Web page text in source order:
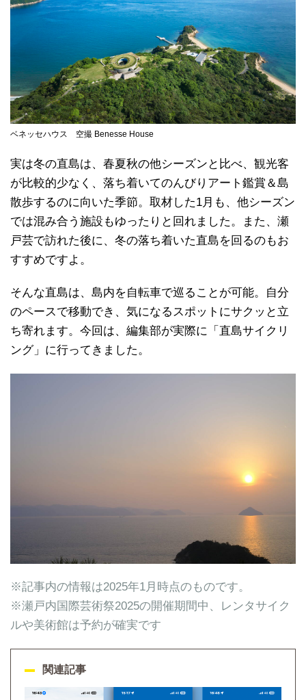
ベネッセハウス 空撮 Benesse House
実は冬の直島は、春夏秋の他シーズンと比べ、観光客
が比較的少なく、落ち着いてのんびりアート鑑賞＆島
散歩するのに向いた季節。取材した1月も、他シーズン
では混み合う施設もゆったりと回れました。また、瀬
戸芸で訪れた後に、冬の落ち着いた直島を回るのもお
すすめですよ。
そんな直島は、島内を自転車で巡ることが可能。自分
のペースで移動でき、気になるスポットにサクッと立
ち寄れます。今回は、編集部が実際に「直島サイクリ
ング」に行ってきました。
※記事内の情報は2025年1月時点のものです。
※瀬戸内国際芸術祭2025の開催期間中、レンタサイク
ルや美術館は予約が確実です
関連記事